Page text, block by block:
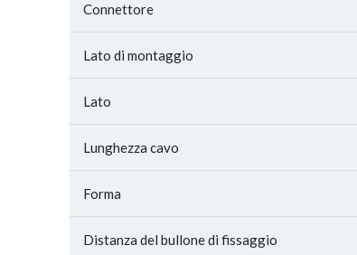
Connettore
Lato di montaggio
Lato
Lunghezza cavo
Forma
Distanza del bullone di fissaggio